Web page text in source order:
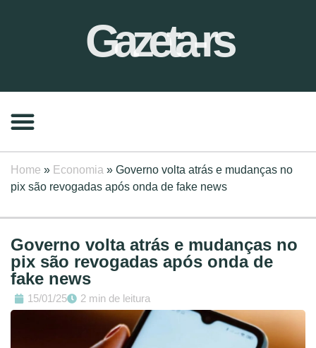
Gazeta-rs
Home » Economia » Governo volta atrás e mudanças no
pix são revogadas após onda de fake news
Governo volta atrás e mudanças no
pix são revogadas após onda de
fake news
15/01/25 2 min de leitura